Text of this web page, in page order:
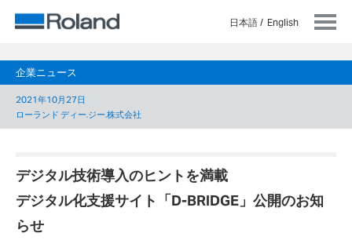
日本語 English
企業ニュース
2021年10月27日
ローランド ディー.ジー.株式会社
デジタル技術導入のヒントを満載
デジタル化支援サイト「D-BRIDGE」公開のお知
らせ